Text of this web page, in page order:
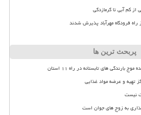
کم آبی تا گرمازدگی
پربحث ترین ها
تهیه و عرضه مواد غذایی
نیست